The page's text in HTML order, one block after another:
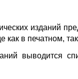
изданий
как в печатном,
выводится